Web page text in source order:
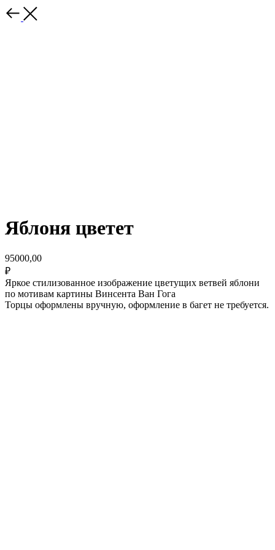
Яблоня цветет
95000,00
₽
Яркое стилизованное изображение цветущих ветвей яблони
по мотивам картины Винсента Ван Гога
Торцы оформлены вручную, оформление в багет не требуется.